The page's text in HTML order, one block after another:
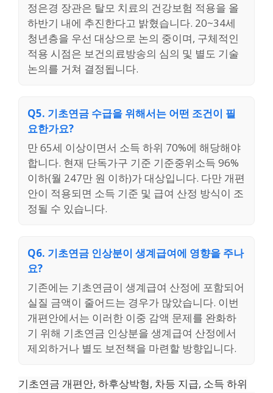
정은경 장관은 탈모 치료의 건강보험 적용을 올
하반기 내에 추진한다고 밝혔습니다. 20~34세
청년층을 우선 대상으로 논의 중이며, 구체적인
적용 시점은 보건의료방송의 심의 및 별도 기술
논의를 거쳐 결정됩니다.
Q5. 기초연금 수급을 위해서는 어떤 조건이 필
요한가요?
만 65세 이상이면서 소득 하위 70%에 해당해야
합니다. 현재 단독가구 기준 기준중위소득 96%
이하(월 247만 원 이하)가 대상입니다. 다만 개편
안이 적용되면 소득 기준 및 급여 산정 방식이 조
정될 수 있습니다.
Q6. 기초연금 인상분이 생계급여에 영향을 주나
요?
기존에는 기초연금이 생계급여 산정에 포함되어
실질 금액이 줄어드는 경우가 많았습니다. 이번
개편안에서는 이러한 이중 감액 문제를 완화하
기 위해 기초연금 인상분을 생계급여 산정에서
제외하거나 별도 보전책을 마련할 방향입니다.
기초연금 개편안, 하후상박형, 차등 지급, 소득 하위